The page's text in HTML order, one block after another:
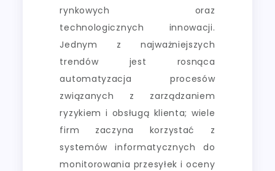
rynkowych oraz
technologicznych innowacji.
Jednym z najważniejszych
trendów jest rosnąca
automatyzacja procesów
związanych z zarządzaniem
ryzykiem i obsługą klienta; wiele
firm zaczyna korzystać z
systemów informatycznych do
monitorowania przesyłek i oceny